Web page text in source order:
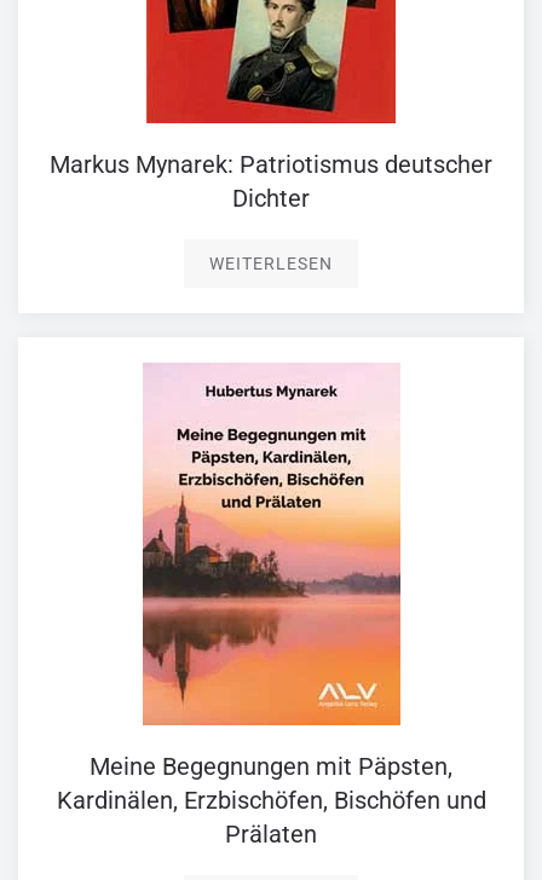
Markus Mynarek: Patriotismus deutscher
Dichter
WEITERLESEN
Meine Begegnungen mit Päpsten,
Kardinälen, Erzbischöfen, Bischöfen und
Prälaten